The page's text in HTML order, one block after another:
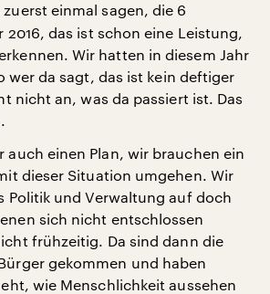
zuerst einmal sagen, die 6
2016, das ist schon eine Leistung,
Wir hatten in diesem Jahr
wer da sagt, das ist kein deftiger
nicht an, was da passiert ist. Das
auch einen Plan, wir brauchen ein
dieser Situation umgehen. Wir
Politik und Verwaltung auf doch
sich nicht entschlossen
frühzeitig. Da sind dann die
gekommen und haben
wie Menschlichkeit aussehen